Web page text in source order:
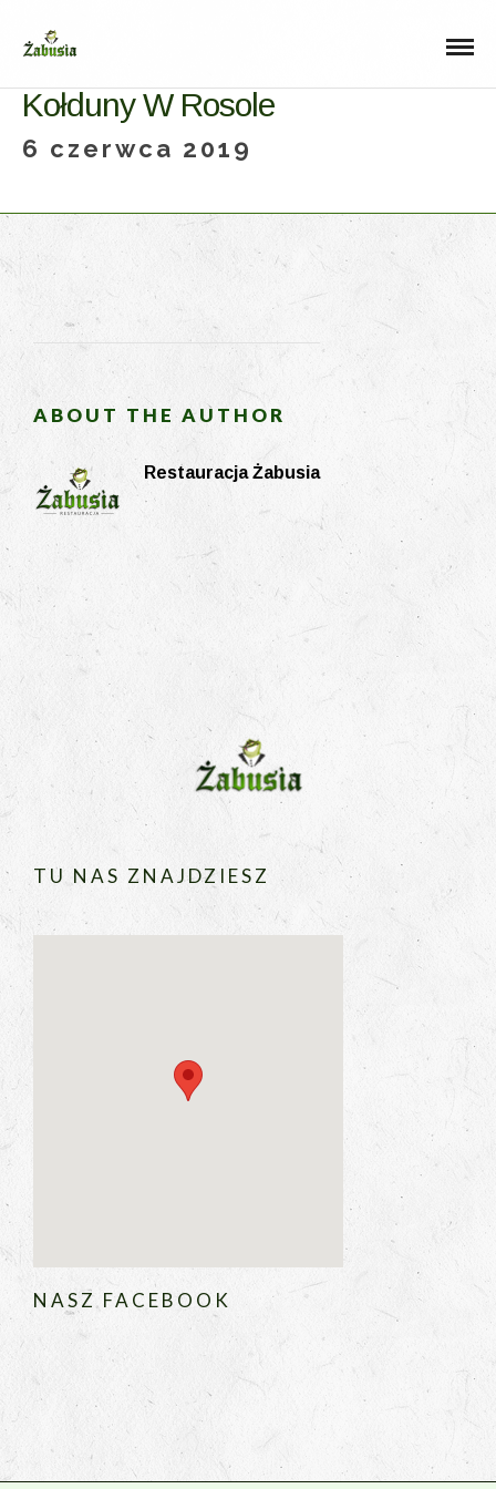
Kołduny W Rosole
6 czerwca 2019
ABOUT THE AUTHOR
Restauracja Żabusia
TU NAS ZNAJDZIESZ
NASZ FACEBOOK